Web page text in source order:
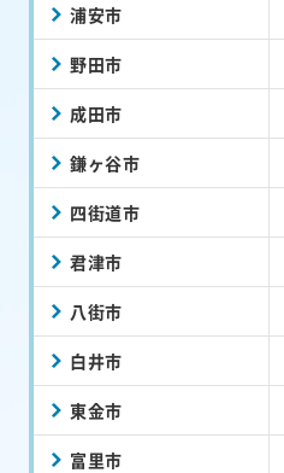
浦安市
野田市
成田市
鎌ヶ谷市
四街道市
君津市
八街市
白井市
東金市
富里市